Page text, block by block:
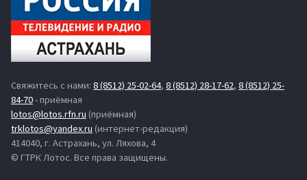
Свяжитесь с нами: 8 (8512) 25-02-64, 8 (8512) 28-17-62, 8 (8512) 25-
84-70- приёмная
lotos@lotos.rfn.ru (приёмная)
trklotos@yandex.ru (интернет-редакция)
414040, г. Астрахань, ул. Ляхова, 4
© ГТРК Лотос. Все права защищены.